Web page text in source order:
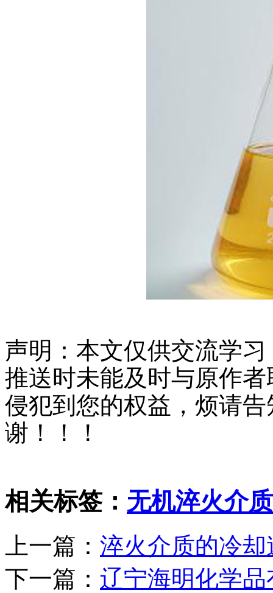
声明：本文仅供交流学
推送时未能及时与原作
侵犯到您的权益，烦请
谢！！！
相关标签： 无机淬火介质
上一篇： 淬火介质的冷
下一篇： 辽宁海明化学